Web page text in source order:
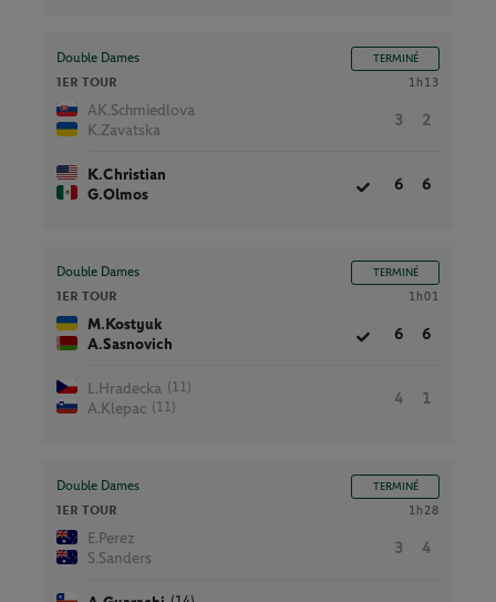
Double Dames TERMINÉ
1ER TOUR 1h13
AK.Schmiedlova
K.Zavatska
3 2
K.Christian
G.Olmos
6 6
Double Dames TERMINÉ
1ER TOUR 1h01
M.Kostyuk
A.Sasnovich
6 6
L.Hradecka (11)
A.Klepac (11)
4 1
Double Dames TERMINÉ
1ER TOUR 1h28
E.Perez
S.Sanders
3 4